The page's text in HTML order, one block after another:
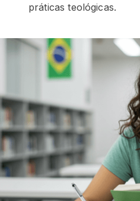
práticas teológicas.